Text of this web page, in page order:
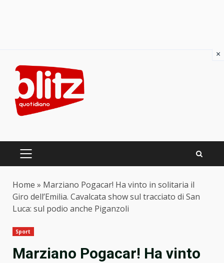
content
PRIMARY
Home » Marziano Pogacar! Ha vinto in solitaria il
Giro dell’Emilia. Cavalcata show sul tracciato di San
Luca: sul podio anche Piganzoli
Sport
Marziano Pogacar! Ha vinto
×